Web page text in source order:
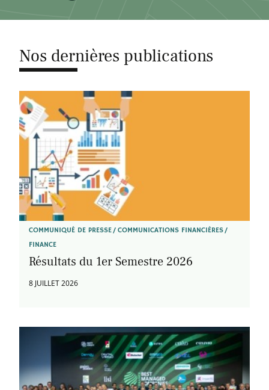
Nos dernières publications
COMMUNIQUÉ DE PRESSE
COMMUNICATIONS FINANCIÈRES
FINANCE
Résultats du 1er Semestre 2026
8 JUILLET 2026